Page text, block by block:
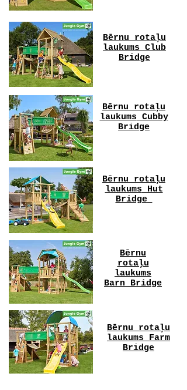
Bērnu rotaļu
laukums Club
Bridge
Bērnu rotaļu
laukums Cubby
Bridge
Bērnu rotaļu
laukums Hut
Bridge
Bērnu
rotaļu
laukums
Barn Bridge
Bērnu rotaļu
laukums Farm
Bridge